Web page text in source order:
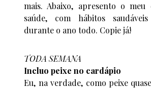
mais. Abaixo, apresento o meu
saúde, com hábitos
durante o ano todo. Copie já!
TODA SEMANA
Incluo peixe no cardápio
Eu, na verdade, como peixe